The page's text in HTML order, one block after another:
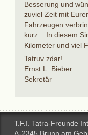
Besserung und
zuviel Zeit mit
Fahrzeugen
kurz... In diesem
Kilometer und viel
Tatruv zdar!
Ernst L. Bieber
Sekretär
T.F.I. Tatra-Freunde